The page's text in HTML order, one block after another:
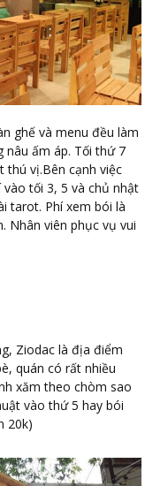
ghế và menu đều làm
nâu ấm áp. Tối thứ 7
thú vị.Bên cạnh việc
tối 3, 5 và chủ nhật
tarot. Phí xem bói là
Nhân viên phục vụ vui
Ziodac là địa điểm
quán có rất nhiều
xăm theo chòm sao
vào thứ 5 hay bói
20k)